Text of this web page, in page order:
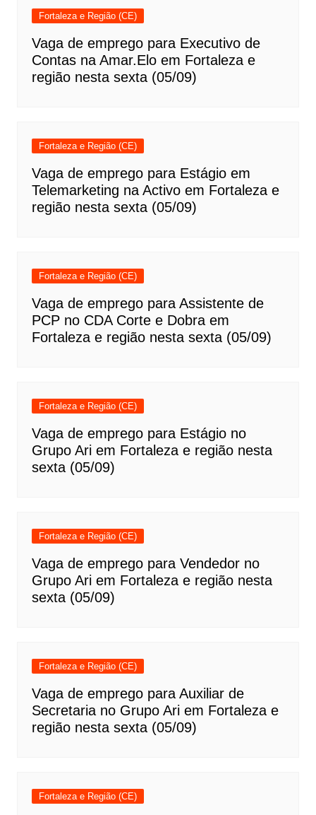
Fortaleza e Região (CE)
Vaga de emprego para Executivo de
Contas na Amar.Elo em Fortaleza e
região nesta sexta (05/09)
Fortaleza e Região (CE)
Vaga de emprego para Estágio em
Telemarketing na Activo em Fortaleza e
região nesta sexta (05/09)
Fortaleza e Região (CE)
Vaga de emprego para Assistente de
PCP no CDA Corte e Dobra em
Fortaleza e região nesta sexta (05/09)
Fortaleza e Região (CE)
Vaga de emprego para Estágio no
Grupo Ari em Fortaleza e região nesta
sexta (05/09)
Fortaleza e Região (CE)
Vaga de emprego para Vendedor no
Grupo Ari em Fortaleza e região nesta
sexta (05/09)
Fortaleza e Região (CE)
Vaga de emprego para Auxiliar de
Secretaria no Grupo Ari em Fortaleza e
região nesta sexta (05/09)
Fortaleza e Região (CE)